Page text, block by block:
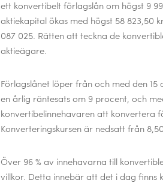
ett konvertibelt förlagslån om högst 9
aktiekapital ökas med högst 58 823,50
087 025. Rätten att teckna de
aktieägare.
Förlagslånet löper från och med den 15
en årlig räntesats om 9 procent, och
konvertibelinnehavaren att konvertera
Konverteringskursen är nedsatt från
Över 96 % av innehavarna till
villkor. Detta innebär att det i dag finns